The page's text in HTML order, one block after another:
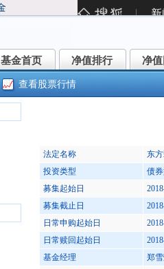
基金首页
基金首页 净值排行
净值排行 净
净
查看股票行情
法定名称 东
投资类型
债
募集起始日
募集截止日
日常申购起始日
日常赎回起始日
基金经理
郑